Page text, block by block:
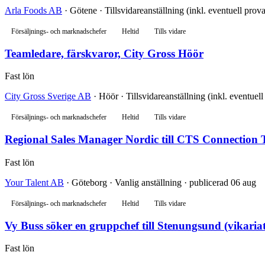
Arla Foods AB · Götene · Tillsvidareanställning (inkl. eventuell
Försäljnings- och marknadschefer Heltid Tills vidare
Teamledare, färskvaror, City Gross Höör
Fast lön
City Gross Sverige AB · Höör · Tillsvidareanställning (inkl.
Försäljnings- och marknadschefer Heltid Tills vidare
Regional Sales Manager Nordic till CTS Connection
Fast lön
Your Talent AB · Göteborg · Vanlig anställning · publicerad 06 aug
Försäljnings- och marknadschefer Heltid Tills vidare
Vy Buss söker en gruppchef till Stenungsund
Fast lön